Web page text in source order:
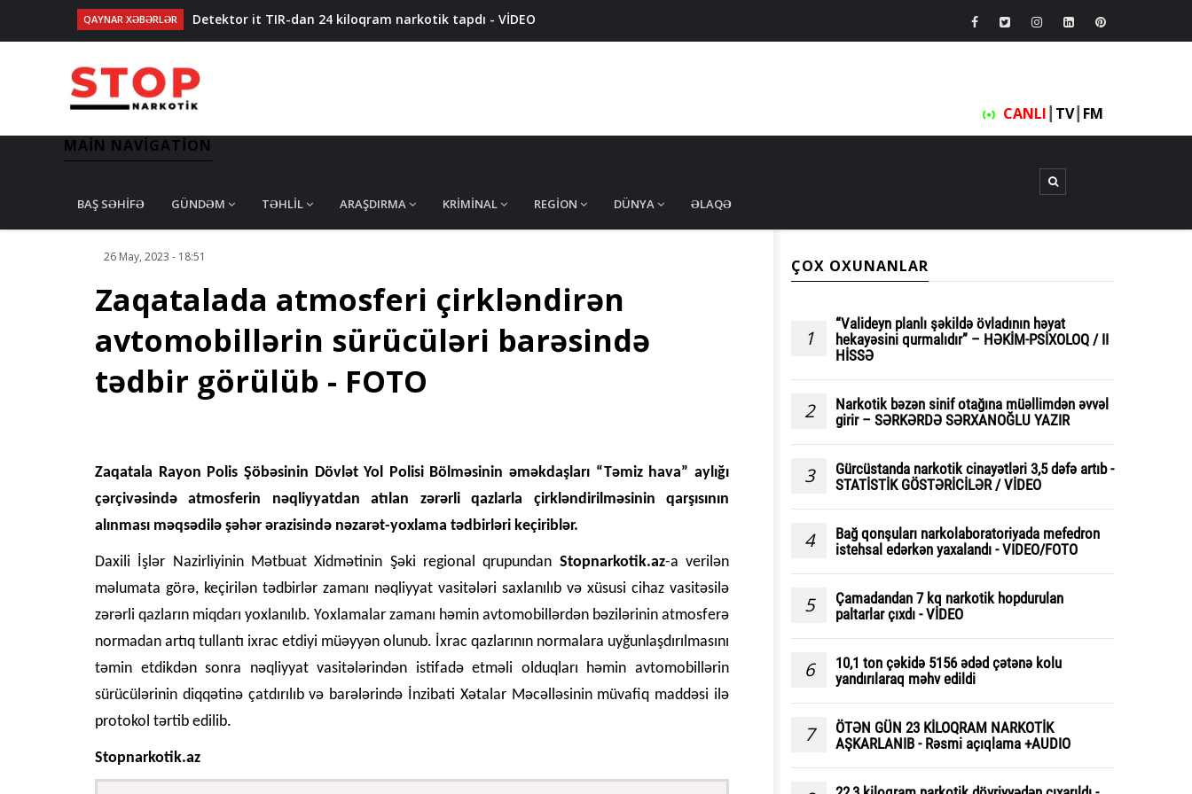
QAYNAR XƏBƏRLƏR
Detektor it TIR-dan 24 kiloqram narkotik tapdı - VİDEO
63 kilqorama qədər narkotik əməliyyatda ələ keçirildi - VİDEO
Lənkəranda kişi smartfon işlədən arvadının qabırğalarını qırdı
Dəyəri 2,3 milyon avro olan narkotik ələ keçirildi - VİDEO
CANLI TV┃ FM
MAIN NAVIGATION
BAŞ SƏHIFƏ GÜNDƏM TƏHLIL ARAŞDIRMA KRIMINAL REGION DÜNYA ƏLAQƏ
26 May, 2023 - 18:51
Zaqatalada atmosferi çirkləndirən
avtomobillərin sürücüləri barəsində
tədbir görülüb - FOTO
Zaqatala Rayon Polis Şöbəsinin Dövlət Yol Polisi Bölməsinin əməkdaşları “Təmiz hava” aylığı
çərçivəsində atmosferin nəqliyyatdan atılan zərərli qazlarla çirkləndirilməsinin qarşısının
alınması məqsədilə şəhər ərazisində nəzarət-yoxlama tədbirləri keçiriblər.
Daxili İşlər Nazirliyinin Mətbuat Xidmətinin Şəki regional qrupundan Stopnarkotik.az-a verilən
məlumata görə, keçirilən tədbirlər zamanı nəqliyyat vasitələri saxlanılıb və xüsusi cihaz vasitəsilə
zərərli qazların miqdarı yoxlanılıb. Yoxlamalar zamanı həmin avtomobillərdən bəzilərinin atmosferə
normadan artıq tullantı ixrac etdiyi müəyyən olunub. İxrac qazlarının normalara uyğunlaşdırılmasını
təmin etdikdən sonra nəqliyyat vasitələrindən istifadə etməli olduqları həmin avtomobillərin
sürücülərinin diqqətinə çatdırılıb və barələrində İnzibati Xətalar Məcəlləsinin müvafiq maddəsi ilə
protokol tərtib edilib.
Stopnarkotik.az
ÇOX OXUNANLAR
1
“Valideyn planlı şəkildə övladının həyat
hekayəsini qurmalıdır” – HƏKİM-PSİXOLOQ / II
HİSSƏ
2
Narkotik bəzən sinif otağına müəllimdən əvvəl
girir – SƏRKƏRDƏ SƏRXANOĞLU YAZIR
3
Gürcüstanda narkotik cinayətləri 3,5 dəfə artıb -
STATİSTİK GÖSTƏRİCİLƏR / VİDEO
4
Bağ qonşuları narkolaboratoriyada mefedron
istehsal edərkən yaxalandı - VIDEO/FOTO
5
Çamadandan 7 kq narkotik hopdurulan
paltarlar çıxdı - VİDEO
6
10,1 ton çəkidə 5156 ədəd çətənə kolu
yandırılaraq məhv edildi
7
ÖTƏN GÜN 23 KİLOQRAM NARKOTİK
AŞKARLANIB - Rəsmi açıqlama +AUDIO